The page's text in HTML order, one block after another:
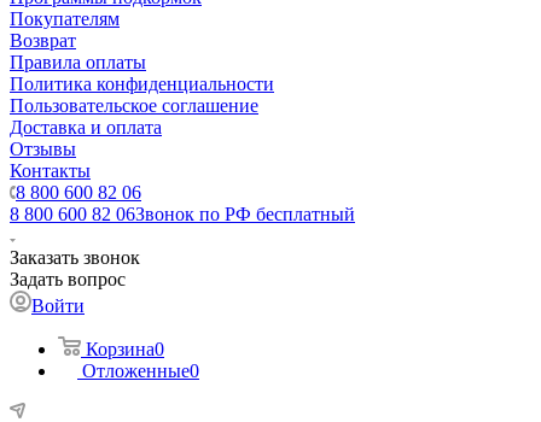
Покупателям
Возврат
Правила оплаты
Политика конфиденциальности
Пользовательское соглашение
Доставка и оплата
Отзывы
Контакты
8 800 600 82 06
8 800 600 82 06Звонок по РФ бесплатный
Заказать звонок
Задать вопрос
Войти
Корзина0
Отложенные0